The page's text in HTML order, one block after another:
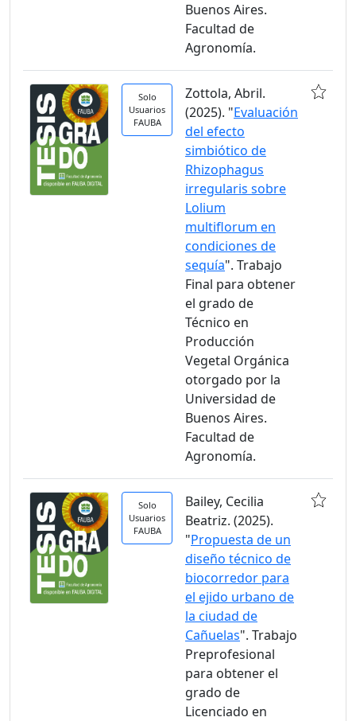
Buenos Aires.
Facultad de
Agronomía.
Solo
Usuarios
FAUBA
Zottola, Abril.
(2025). "Evaluación
del efecto
simbiótico de
Rhizophagus
irregularis sobre
Lolium
multiflorum en
condiciones de
sequía". Trabajo
Final para obtener
el grado de
Técnico en
Producción
Vegetal Orgánica
otorgado por la
Universidad de
Buenos Aires.
Facultad de
Agronomía.
Solo
Usuarios
FAUBA
Bailey, Cecilia
Beatriz. (2025).
"Propuesta de un
diseño técnico de
biocorredor para
el ejido urbano de
la ciudad de
Cañuelas". Trabajo
Preprofesional
para obtener el
grado de
Licenciado en